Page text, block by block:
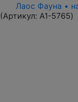
Лаос Фауна •
(Артикул: A1-5765)